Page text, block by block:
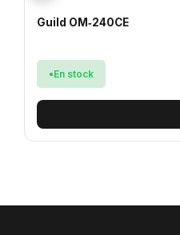
Guild OM‑240CE
En stock